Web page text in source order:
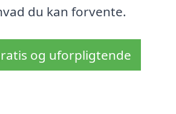
du kan forvente.
og uforpligtende